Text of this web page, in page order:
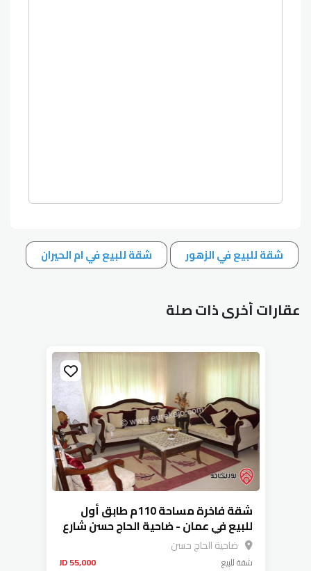
شقة للبيع في الزهور شقة للبيع في ام الحيران
عقارات أخرى ذات صلة
شقة فاخرة مساحة 110م طابق أول
للبيع في عمان - ضاحية الحاج حسن شارع
الإذاعة
ضاحية الحاج حسن
شقةللبيع 55,000 JD